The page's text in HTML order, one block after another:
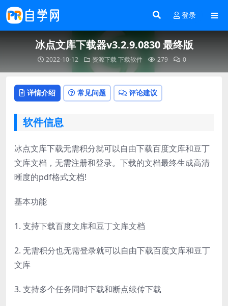
登录
冰点文库下载器v3.2.9.0830 最终版
2022-10-12 资源下载下载软件 279 0
详情介绍 常见问题 评论建议
软件信息
冰点文库下载无需积分就可以自由下载百度文库和豆丁
文库文档，无需注册和登录。下载的文档最终生成高清
晰度的pdf格式文档!
基本功能
1. 支持下载百度文库和豆丁文库文档
2. 无需积分也无需登录就可以自由下载百度文库和豆丁
文库
3. 支持多个任务同时下载和断点续传下载